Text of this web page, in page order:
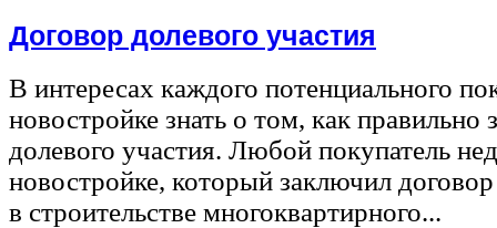
Договор долевого участия
В интересах каждого потенциального
новостройке знать о том, как правильно
долевого участия. Любой покупатель
новостройке, который заключил
в строительстве многоквартирного...